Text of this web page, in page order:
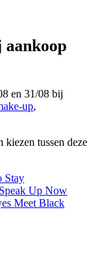
aankoop
en 31/08 bij
up,
tussen deze
Stay
Up Now
Meet Black